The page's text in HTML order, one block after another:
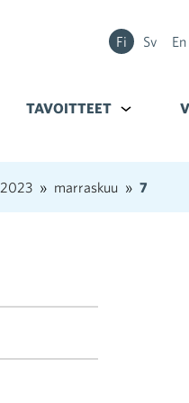
Fi Sv En
TAVOITTEET Alavalikko
2023 marraskuu 7